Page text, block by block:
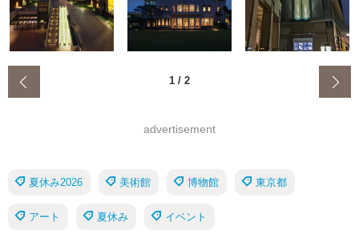
1 / 2
advertisement
夏休み2026 美術館 博物館 東京都
アート 夏休み イベント